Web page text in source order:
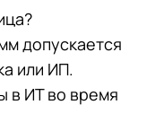
допускается
или ИП.
в ИТ во время